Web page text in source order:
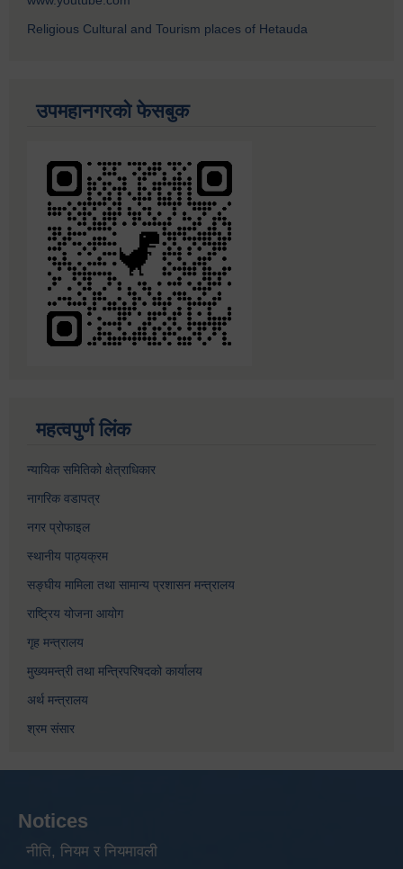
Religious Cultural and Tourism places of Hetauda
उपमहानगरको फेसबुक
महत्वपुर्ण लिंक
न्यायिक समितिको क्षेत्राधिकार
नागरिक वडापत्र
नगर प्रोफाइल
स्थानीय पाठ्यक्रम
सङ्घीय मामिला तथा सामान्य प्रशासन मन्त्रालय
राष्ट्रिय योजना आयोग
गृह मन्त्रालय
मुख्यमन्त्री तथा मन्त्रिपरिषदको कार्यालय
अर्थ मन्त्रालय
श्रम संसार
Notices
नीति, नियम र नियमावली